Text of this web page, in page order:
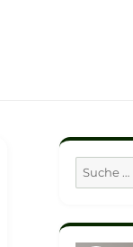
Suche
nach: